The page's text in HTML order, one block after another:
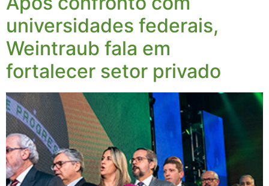
universidades federais,
Weintraub fala em
fortalecer setor privado